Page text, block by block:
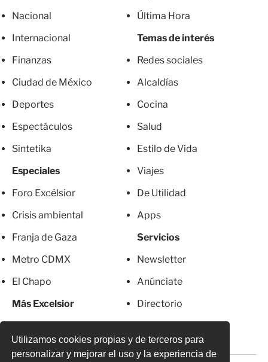
Utilizamos cookies propias y de terceros para
personalizar y mejorar el uso y la experiencia de
Nacional
Internacional
Finanzas
Ciudad de México
Deportes
Espectáculos
Sintetika
Especiales
Foro Excélsior
Crisis ambiental
Franja de Gaza
Metro CDMX
El Chapo
Más Excelsior
Última Hora
Temas de interés
Redes sociales
Alcaldías
Cocina
Salud
Estilo de Vida
Viajes
De Utilidad
Apps
Servicios
Newsletter
Anúnciate
Directorio